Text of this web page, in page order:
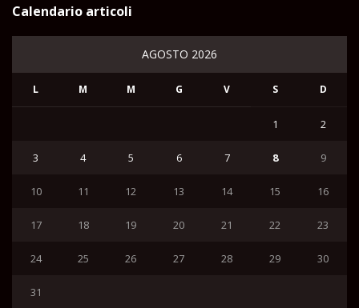
Calendario articoli
AGOSTO 2026
L M M G V S D
1 2
3 4 5 6 7 8 9
10 11 12 13 14 15 16
17 18 19 20 21 22 23
24 25 26 27 28 29 30
31